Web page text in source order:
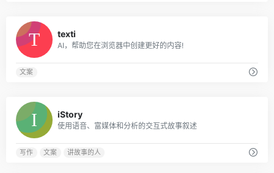
texti
AI，帮助您在浏览器中创建更好的内容!
文案
iStory
使用语音、富媒体和分析的交互式故事叙述
写作 文案 讲故事的人